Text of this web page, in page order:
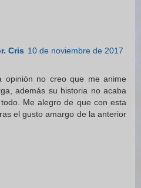
Cris 10 de noviembre de 2017
opinión no creo que me anime
además su historia no acaba
Me alegro de que con esta
el gusto amargo de la anterior